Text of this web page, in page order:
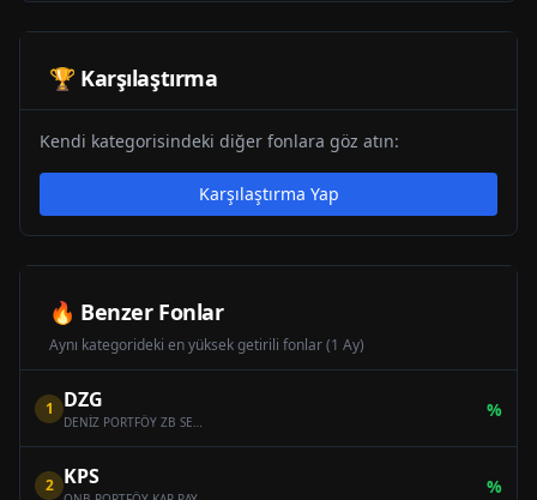
🏆 Karşılaştırma
Kendi kategorisindeki diğer fonlara göz atın:
Karşılaştırma Yap
🔥 Benzer Fonlar
Aynı kategorideki en yüksek getirili fonlar (1 Ay)
1 DZG
DENİZ PORTFÖY ZB SERBEST (DÖVİZ) ÖZEL FON
%
2 KPS %